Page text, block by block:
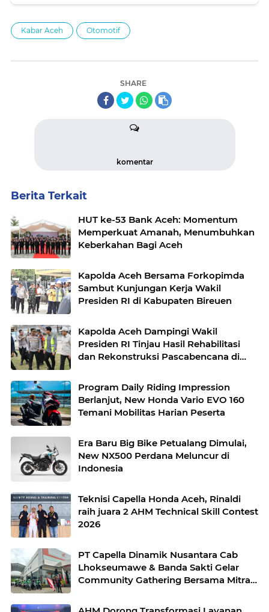
Kabar Aceh Otomotif
SHARE
komentar
Berita Terkait
HUT ke-53 Bank Aceh: Momentum
Memperkuat Amanah, Menumbuhkan
Keberkahan Bagi Aceh
Kapolda Aceh Bersama Forkopimda
Sambut Kunjungan Kerja Wakil
Presiden RI di Kabupaten Bireuen
Kapolda Aceh Dampingi Wakil
Presiden RI Tinjau Hasil Rehabilitasi
dan Rekonstruksi Pascabencana di
Program Daily Riding Impression
Berlanjut, New Honda Vario EVO 160
Temani Mobilitas Harian Peserta
Era Baru Big Bike Petualang Dimulai,
New NX500 Perdana Meluncur di
Indonesia
Teknisi Capella Honda Aceh, Rinaldi
raih juara 2 AHM Technical Skill Contest
2026
PT Capella Dinamik Nusantara Cab
Lhokseumawe & Banda Sakti Gelar
Community Gathering Bersama Mitra